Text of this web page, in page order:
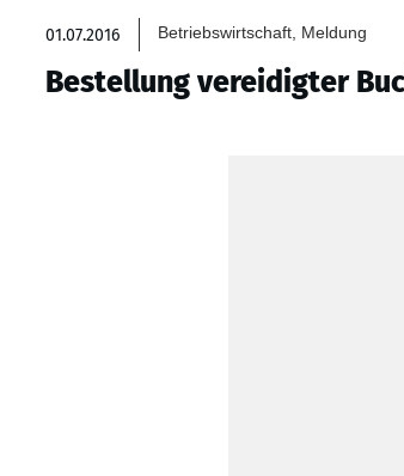
01.07.2016 Betriebswirtschaft, Meldung
Bestellung vereidigter